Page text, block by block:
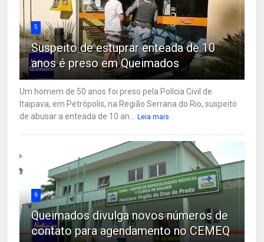
5
Suspeito de estuprar enteada de 10
anos é preso em Queimados
Um homem de 50 anos foi preso pela Polícia Civil de
Itaipava, em Petrópolis, na Região Serrana do Rio, suspeito
de abusar a enteada de 10 an...
Leia mais
6
Queimados divulga novos números de
contato para agendamento no CEMEQ